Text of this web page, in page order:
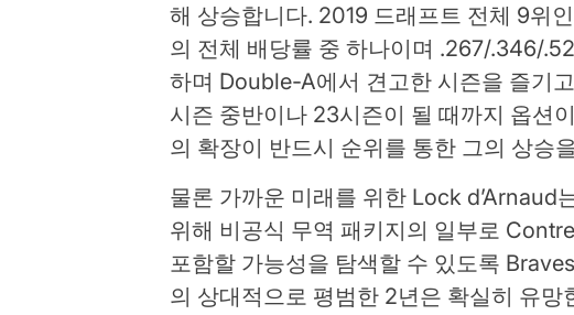
해 상승합니다. 2019 드래프트 전체 9위
의 전체 배당률 중 하나이며 .267/.346/
하며 Double-A에서 견고한 시즌을 즐기
시즌 중반이나 23시즌이 될 때까지 옵션
의 확장이 반드시 순위를 통한 그의 상승
물론 가까운 미래를 위한 Lock d’Arnaud
위해 비공식 무역 패키지의 일부로
포함할 가능성을 탐색할 수 있도록
의 상대적으로 평범한 2년은 확실히 유망